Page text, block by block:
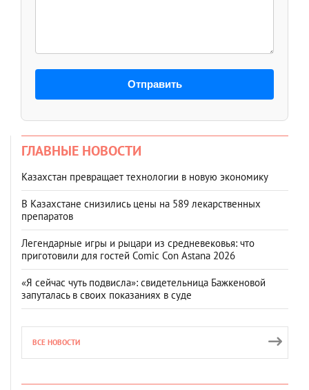
Отправить
ГЛАВНЫЕ НОВОСТИ
Казахстан превращает технологии в новую экономику
В Казахстане снизились цены на 589 лекарственных
препаратов
Легендарные игры и рыцари из средневековья: что
приготовили для гостей Comic Con Astana 2026
«Я сейчас чуть подвисла»: свидетельница Бажкеновой
запуталась в своих показаниях в суде
ВСЕ НОВОСТИ